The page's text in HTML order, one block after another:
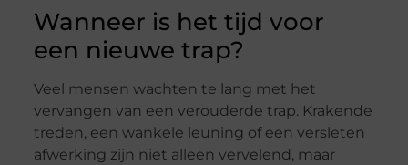
Wanneer is het tijd voor
een nieuwe trap?
Veel mensen wachten te lang met het
vervangen van een verouderde trap. Krakende
treden, een wankele leuning of een versleten
afwerking zijn niet alleen vervelend, maar